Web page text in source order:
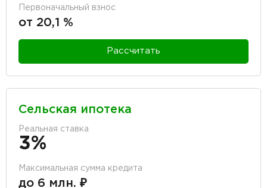
Первоначальный взнос
от 20,1 %
Рассчитать
Сельская ипотека
Реальная ставка
3%
Максимальная сумма кредита
до 6 млн. ₽